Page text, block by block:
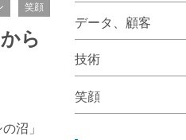
笑顔
ら
沼」
データ、顧客
技術
笑顔